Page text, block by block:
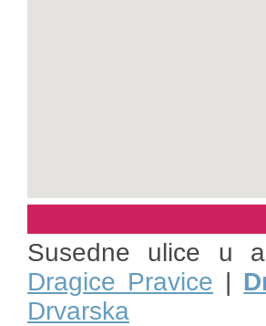
Susedne ulice u
Dragice Pravice |
Drvarska